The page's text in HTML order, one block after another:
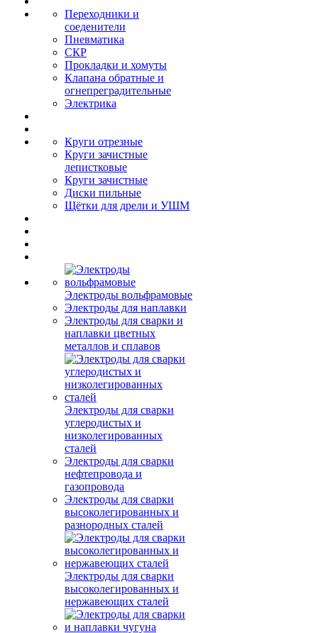
Переходники и
соеденители
Пневматика
СКР
Прокладки и хомуты
Клапана обратные и
огнепреградительные
Электрика
Круги отрезные
Круги зачистные
лепистковые
Круги зачистные
Диски пильные
Щётки для дрели и УШМ
Электроды вольфрамовые
Электроды для наплавки
Электроды для сварки и
наплавки цветных
металлов и сплавов
Электроды для сварки
углеродистых и
низколегированных
сталей
Электроды для сварки
нефтепровода и
газопровода
Электроды для сварки
высоколегированных и
разнородных сталей
Электроды для сварки
высоколегированных и
нержавеющих сталей